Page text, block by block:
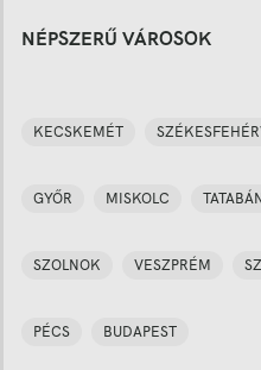
NÉPSZERŰ VÁROSOK
KECSKEMÉT
GYŐR MISKOLC
SZOLNOK VESZPRÉM
PÉCS BUDAPEST